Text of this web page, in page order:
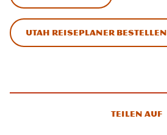
Utah Reiseplaner bestellen
Teilen auf